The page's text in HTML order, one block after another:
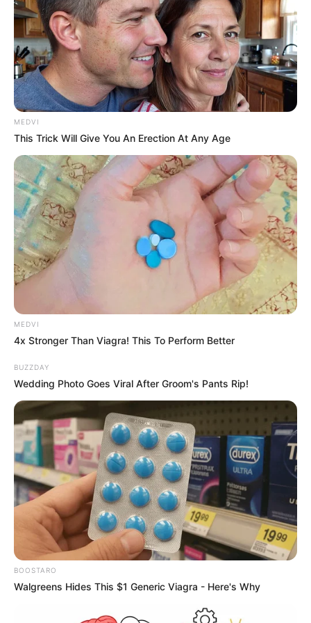
Την λένε «Κυκλάδες χωρίς πλοίο» και είναι 1
ώρα από Χαλκίδα – Υπερβολή ή όχι;
Θλίψη στην Εύβοια για γυναίκα
Ακολουθήστε το evianews.com στοGoogle
News
ΤΑ ΠΙΟ ΔΗΜΟΦΙΛΗ
MEDVI
This Trick Will Give You An Erection At Any Age
MEDVI
4x Stronger Than Viagra! This To Perform Better
BUZZDAY
Wedding Photo Goes Viral After Groom's Pants Rip!
BOOSTARO
Walgreens Hides This $1 Generic Viagra - Here's Why